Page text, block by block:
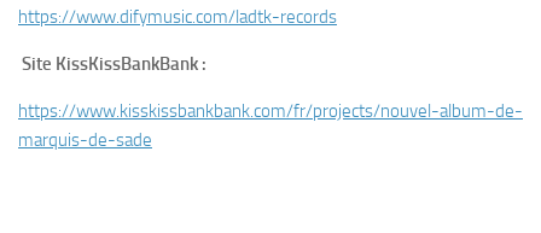
https://www.difymusic.com/ladtk-records
Site KissKissBankBank :
https://www.kisskissbankbank.com/fr/projects/nouvel-album-de-
marquis-de-sade